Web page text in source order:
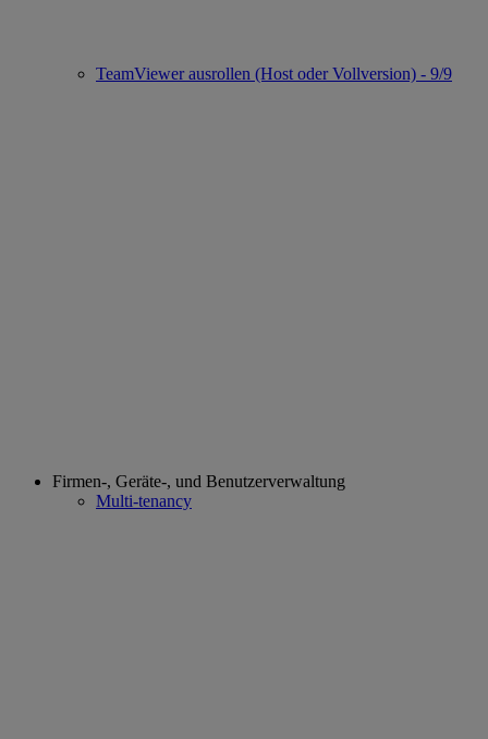
TeamViewer ausrollen (Host oder Vollversion) - 9/9
Firmen-, Geräte-, und Benutzerverwaltung
Multi-tenancy